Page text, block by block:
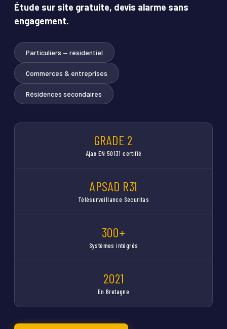
Étude sur site gratuite, devis alarme sans
engagement.
Particuliers — résidentiel
Commerces & entreprises
Résidences secondaires
GRADE 2
Ajax EN 50131 certifié
APSAD R31
Télésurveillance Securitas
300+
Systèmes intégrés
2021
En Bretagne